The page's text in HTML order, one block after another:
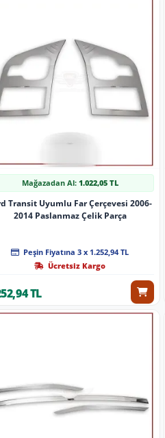
Mağazadan Al: 1.022,05 TL
Transit Uyumlu Far Çerçevesi 2006-
2014 Paslanmaz Çelik Parça
Peşin Fiyatına 3 x 1.252,94 TL
Ücretsiz Kargo
TL